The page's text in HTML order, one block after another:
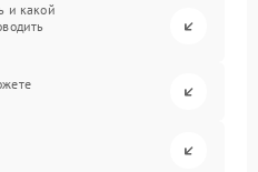
и какой